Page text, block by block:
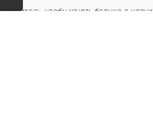
чтобы узнать больше о новых